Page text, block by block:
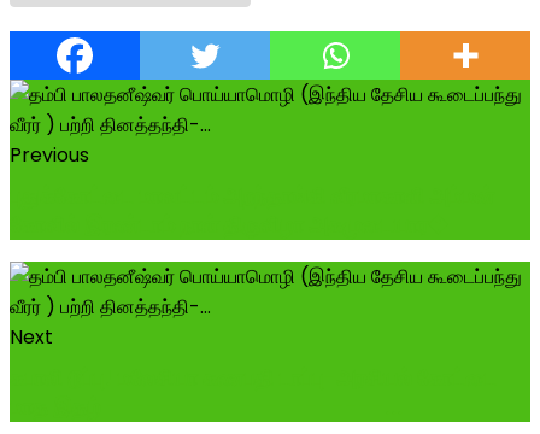
Previous
Next